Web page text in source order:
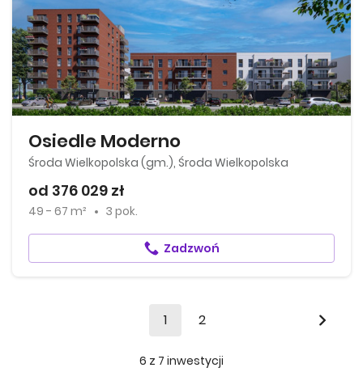
Osiedle Moderno
Środa Wielkopolska (gm.), Środa Wielkopolska
od 376 029 zł
49 - 67 m² 3 pok.
Zadzwoń
1 2
6 z 7 inwestycji